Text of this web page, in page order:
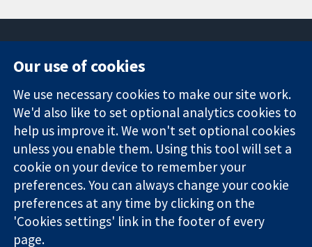
Trusted
evidence.
Informed
decisions.
Better health.
Square
London
W1G 0AN
영국
News
Press office
About us
작업
Cochrane
Library
The Cochrane Collaboration is a charity (no. 1045921) and a
company limited by guarantee (no. 03044323) registered in
Our use of cookies
We use necessary cookies to make our site work.
We'd also like to set optional analytics cookies to
help us improve it. We won't set optional cookies
unless you enable them. Using this tool will set a
cookie on your device to remember your
preferences. You can always change your cookie
preferences at any time by clicking on the
'Cookies settings' link in the footer of every
page.